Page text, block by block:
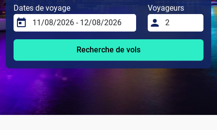
Dates de voyage Voyageurs
Recherche de vols